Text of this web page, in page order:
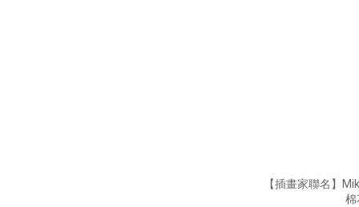
【插畫家聯名】
棉